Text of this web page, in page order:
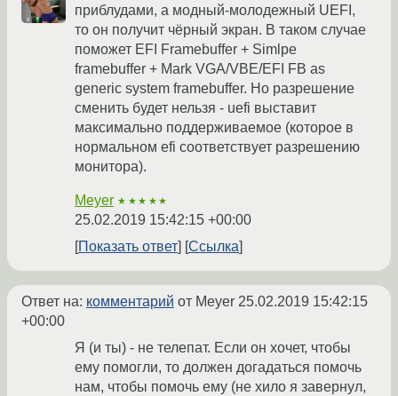
приблудами, а модный-молодежный UEFI,
то он получит чёрный экран. В таком случае
поможет EFI Framebuffer + Simlpe
framebuffer + Mark VGA/VBE/EFI FB as
generic system framebuffer. Но разрешение
сменить будет нельзя - uefi выставит
максимально поддерживаемое (которое в
нормальном efi соответствует разрешению
монитора).
Meyer ★★★★★
25.02.2019 15:42:15 +00:00
Показать ответ
Ссылка
Ответ на: комментарий от Meyer 25.02.2019 15:42:15
+00:00
Я (и ты) - не телепат. Если он хочет, чтобы
ему помогли, то должен догадаться помочь
нам, чтобы помочь ему (не хило я завернул,